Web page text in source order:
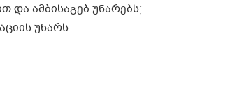
ამბისაგებ უნარებს;
უნარს.